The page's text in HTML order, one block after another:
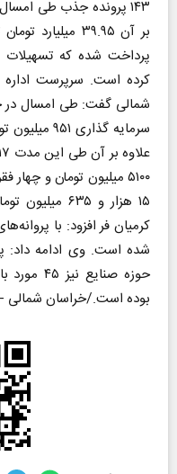
۱۴۳ پرونده جذب طی
بر آن ۳۹.۹۵
کرده است. سرپرست
شمالی گفت: طی امسال در
سرمایه
۵۱۰۰ میلیون تومان و
۱۵ هزار و
شده است. وی ادامه داد:
حوزه
بوده است./خراسان شمالی -